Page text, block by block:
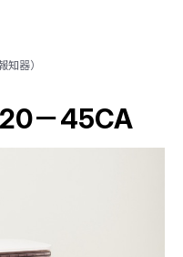
知器）
－45CA